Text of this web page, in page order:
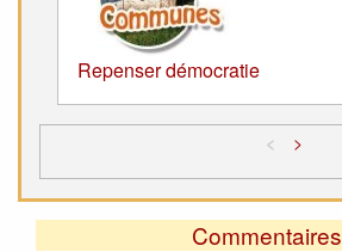
Repenser démocratie
< >
Commentaires